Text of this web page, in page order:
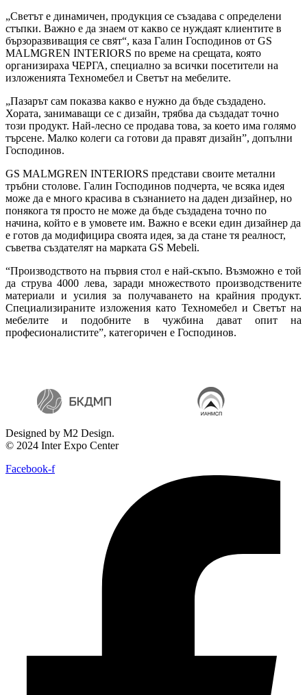
„Светът е динамичен, продукция се съзадава с определени
стъпки. Важно е да знаем от какво се нуждаят клиентите в
бързоразвиващия се свят“, каза Галин Господинов от GS
МALMGREN INTERIORS по време на срещата, която
организираха ЧЕРГА, специално за всички посетители на
изложенията Техномебел и Светът на мебелите.
„Пазарът сам показва какво е нужно да бъде създадено.
Хората, занимаващи се с дизайн, трябва да създадат точно
този продукт. Най-лесно се продава това, за което има голямо
търсене. Малко колеги са готови да правят дизайн”, допълни
Господинов.
GS МALMGREN INTERIORS представи своите метални
тръбни столове. Галин Господинов подчерта, че всяка идея
може да е много красива в съзнанието на даден дизайнер, но
понякога тя просто не може да бъде създадена точно по
начина, който е в умовете им. Важно е всеки един дизайнер да
е готов да модифицира своята идея, за да стане тя реалност,
съветва създателят на марката GS Mebeli.
“Производството на първия стол е най-скъпо. Възможно е той
да струва 4000 лева, заради множеството производствените
материали и усилия за получаването на крайния продукт.
Специализираните изложения като Техномебел и Светът на
мебелите и подобните в чужбина дават опит на
професионалистите”, категоричен е Господинов.
Designed by M2 Design.
© 2024 Inter Expo Center
Facebook-f